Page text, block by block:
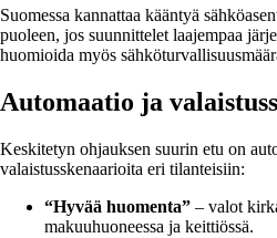
Suomessa kannattaa kääntyä
puoleen, jos suunnittelet laajempaa
huomioida myös
Automaatio ja
Keskitetyn ohjauksen suurin etu on
valaistusskenaarioita eri tilanteisiin:
“Hyvää huomenta” – valot
makuuhuoneessa ja keittiössä.